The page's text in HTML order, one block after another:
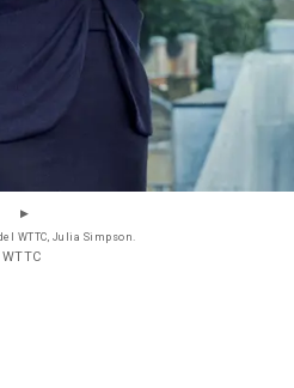
WTTC, Julia Simpson.